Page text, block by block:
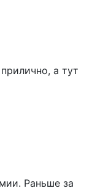
а тут
Раньше за